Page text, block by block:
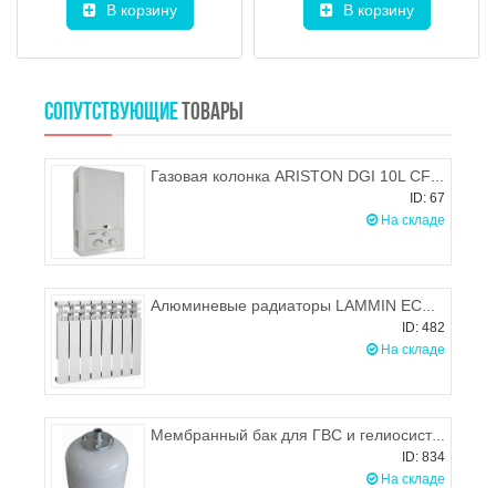
В корзину В корзину
СОПУТСТВУЮЩИЕ ТОВАРЫ
Газовая колонка ARISTON DGI 10L CF SUPERLUX
ID: 67
На складе
Алюминевые радиаторы LAMMIN ECO AL-500-80
ID: 482
На складе
Мембранный бак для ГВС и гелиосистем Wester WDV8
ID: 834
На складе